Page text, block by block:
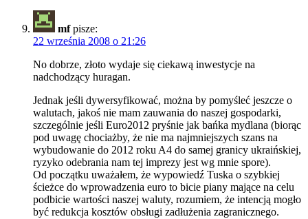
mf pisze:
22 września 2008 o 21:26
No dobrze, złoto wydaje się ciekawą inwestycje na
nadchodzący huragan.
Jednak jeśli dywersyfikować, można by pomyśleć jeszcze o
walutach, jakoś nie mam zauwania do naszej gospodarki,
szczególnie jeśli Euro2012 pryśnie jak bańka mydlana (biorąc
pod uwagę chociażby, że nie ma najmniejszych szans na
wybudowanie do 2012 roku A4 do samej granicy ukraińskiej,
ryzyko odebrania nam tej imprezy jest wg mnie spore).
Od początku uważałem, że wypowiedź Tuska o szybkiej
ścieżce do wprowadzenia euro to bicie piany mające na celu
podbicie wartości naszej waluty, rozumiem, że intencją mogło
być redukcja kosztów obsługi zadłużenia zagranicznego.